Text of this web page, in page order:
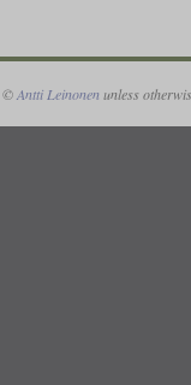
©Antti Leinonen unless